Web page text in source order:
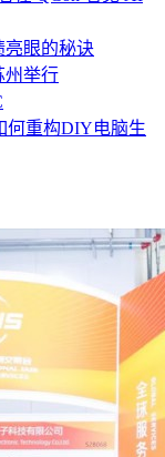
亮眼的秘诀
州举行
何重构DIY电脑生